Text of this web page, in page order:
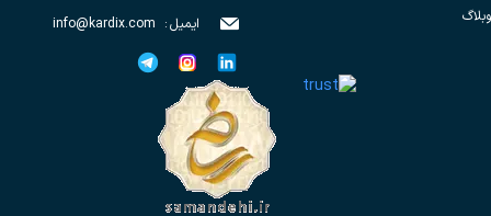
وبلاگ
ایمیل:
info@kardix.com